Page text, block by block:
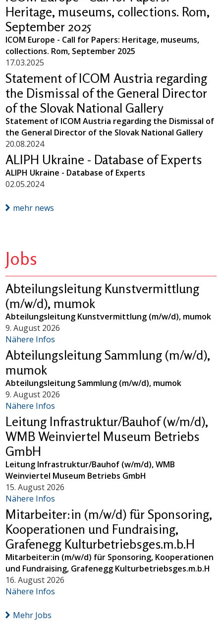
Heritage, museums, collections. Rom,
September 2025
ICOM Europe - Call for Papers: Heritage, museums,
collections. Rom, September 2025
17.03.2025
Statement of ICOM Austria regarding
the Dismissal of the General Director
of the Slovak National Gallery
Statement of ICOM Austria regarding the Dismissal of
the General Director of the Slovak National Gallery
20.08.2024
ALIPH Ukraine - Database of Experts
ALIPH Ukraine - Database of Experts
02.05.2024
mehr news
Jobs
Abteilungsleitung Kunstvermittlung
(m/w/d), mumok
Abteilungsleitung Kunstvermittlung (m/w/d), mumok
9. August 2026
Nähere Infos
Abteilungsleitung Sammlung (m/w/d),
mumok
Abteilungsleitung Sammlung (m/w/d), mumok
9. August 2026
Nähere Infos
Leitung Infrastruktur/Bauhof (w/m/d),
WMB Weinviertel Museum Betriebs
GmbH
Leitung Infrastruktur/Bauhof (w/m/d), WMB
Weinviertel Museum Betriebs GmbH
15. August 2026
Nähere Infos
Mitarbeiter:in (m/w/d) für Sponsoring,
Kooperationen und Fundraising,
Grafenegg Kulturbetriebsges.m.b.H
Mitarbeiter:in (m/w/d) für Sponsoring, Kooperationen
und Fundraising, Grafenegg Kulturbetriebsges.m.b.H
16. August 2026
Nähere Infos
Mehr Jobs